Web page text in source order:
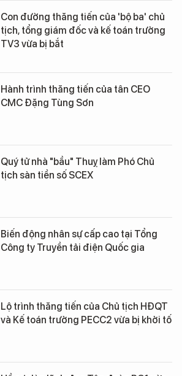
Con đường thăng tiến của 'bộ ba' chủ
tịch, tổng giám đốc và kế toán trưởng
TV3 vừa bị bắt
Hành trình thăng tiến của tân CEO
CMC Đặng Tùng Sơn
Quý tử nhà "bầu" Thuỵ làm Phó Chủ
tịch sàn tiền số SCEX
Biến động nhân sự cấp cao tại Tổng
Công ty Truyền tải điện Quốc gia
Lộ trình thăng tiến của Chủ tịch HĐQT
và Kế toán trưởng PECC2 vừa bị khởi tố